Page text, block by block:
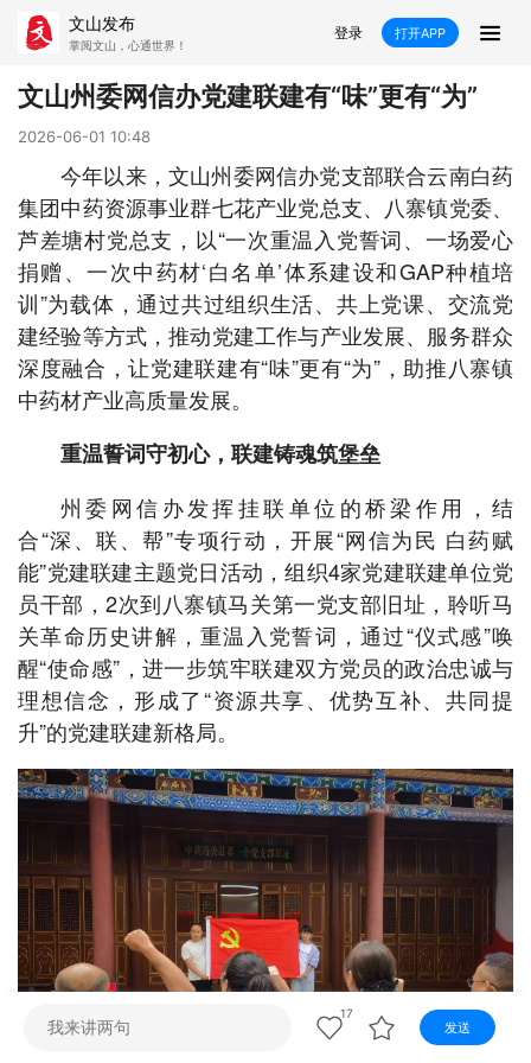
文山发布
掌阅文山，心通世界！
登录 打开APP
新闻
飞卡阅读
媒体看文山 直播 时事 专题
康养 社会 科教 经济
民族 商务
县市
文山市
视听
视频快刷 视频点播 阿文工作室 文山新闻
壮语节目 苗语节目 瑶语节目
文山州委网信办党建联建有“味”更有“为”
2026-06-01 10:48
今年以来，文山州委网信办党支部联合云南白药
集团中药资源事业群七花产业党总支、八寨镇党委、
芦差塘村党总支，以“一次重温入党誓词、一场爱心
捐赠、一次中药材‘白名单’体系建设和GAP种植培
训”为载体，通过共过组织生活、共上党课、交流党
建经验等方式，推动党建工作与产业发展、服务群众
深度融合，让党建联建有“味”更有“为”，助推八寨镇
中药材产业高质量发展。
重温誓词守初心，联建铸魂筑堡垒
州委网信办发挥挂联单位的桥梁作用，结
合“深、联、帮”专项行动，开展“网信为民 白药赋
能”党建联建主题党日活动，组织4家党建联建单位党
员干部，2次到八寨镇马关第一党支部旧址，聆听马
关革命历史讲解，重温入党誓词，通过“仪式感”唤
醒“使命感”，进一步筑牢联建双方党员的政治忠诚与
理想信念，形成了“资源共享、优势互补、共同提
升”的党建联建新格局。
17
发送